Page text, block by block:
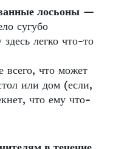
лосьоны —
сугубо
легко что-то
всего, что может
или дом (если,
что ему что-